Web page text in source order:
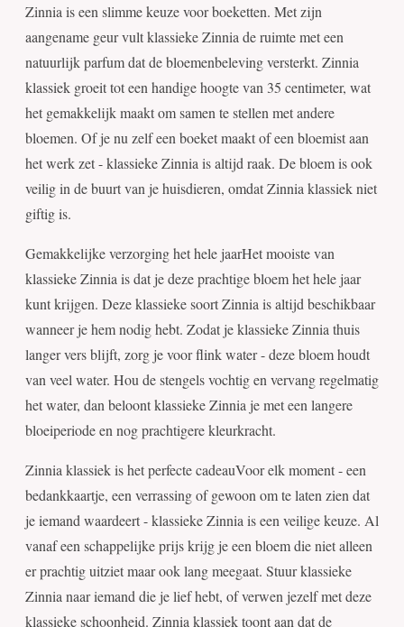
Zinnia is een slimme keuze voor boeketten. Met zijn
aangename geur vult klassieke Zinnia de ruimte met een
natuurlijk parfum dat de bloemenbeleving versterkt. Zinnia
klassiek groeit tot een handige hoogte van 35 centimeter, wat
het gemakkelijk maakt om samen te stellen met andere
bloemen. Of je nu zelf een boeket maakt of een bloemist aan
het werk zet - klassieke Zinnia is altijd raak. De bloem is ook
veilig in de buurt van je huisdieren, omdat Zinnia klassiek niet
giftig is.
Gemakkelijke verzorging het hele jaarHet mooiste van
klassieke Zinnia is dat je deze prachtige bloem het hele jaar
kunt krijgen. Deze klassieke soort Zinnia is altijd beschikbaar
wanneer je hem nodig hebt. Zodat je klassieke Zinnia thuis
langer vers blijft, zorg je voor flink water - deze bloem houdt
van veel water. Hou de stengels vochtig en vervang regelmatig
het water, dan beloont klassieke Zinnia je met een langere
bloeiperiode en nog prachtigere kleurkracht.
Zinnia klassiek is het perfecte cadeauVoor elk moment - een
bedankkaartje, een verrassing of gewoon om te laten zien dat
je iemand waardeert - klassieke Zinnia is een veilige keuze. Al
vanaf een schappelijke prijs krijg je een bloem die niet alleen
er prachtig uitziet maar ook lang meegaat. Stuur klassieke
Zinnia naar iemand die je lief hebt, of verwen jezelf met deze
klassieke schoonheid. Zinnia klassiek toont aan dat de